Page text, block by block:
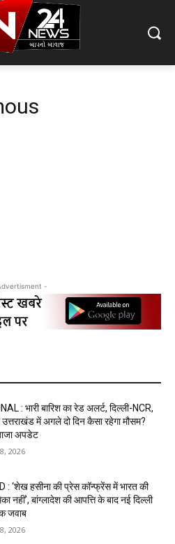
-
: भारी बारिश का रेड अलर्ट, दिल्ली-NCR,
में अगले दो दिन कैसा रहेगा मौसम?
अपडेट
2026
: ‘शेख हसीना की प्रेस कॉन्फ्रेंस में भारत की
नहीं’, बांग्लादेश की आपत्ति के बाद नई दिल्ली
जवाब
2026